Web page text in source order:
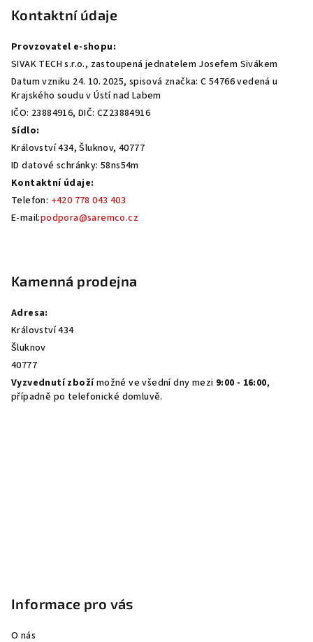
Kontaktní údaje
Provzovatel e-shopu:
SIVAK TECH s.r.o., zastoupená jednatelem Josefem Sivákem
Datum vzniku 24. 10. 2025, spisová značka: C 54766 vedená u
Krajského soudu v Ústí nad Labem
IČO: 23884916, DIČ: CZ23884916
Sídlo:
Království 434, Šluknov, 40777
ID datové schránky: 58ns54m
Kontaktní údaje:
Telefon: +420 778 043 403
E-mail:podpora@saremco.cz
Kamenná prodejna
Adresa:
Království 434
Šluknov
40777
Vyzvednutí zbožímožné ve všední dny mezi 9:00 - 16:00,
případně po telefonické domluvě.
Informace pro vás
O nás